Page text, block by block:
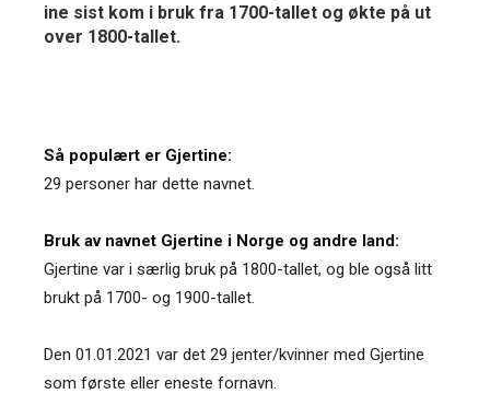
ine sist kom i bruk fra 1700-tallet og økte på ut
over 1800-tallet.
Så populært er Gjertine:
29 personer har dette navnet.
Bruk av navnet Gjertine i Norge og andre land:
Gjertine var i særlig bruk på 1800-tallet, og ble også litt
brukt på 1700- og 1900-tallet.
Den 01.01.2021 var det 29 jenter/kvinner med Gjertine
som første eller eneste fornavn.